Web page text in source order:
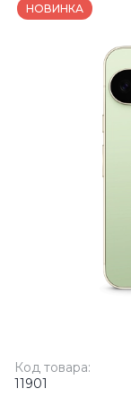
НОВИНКА
Код товара:
11901